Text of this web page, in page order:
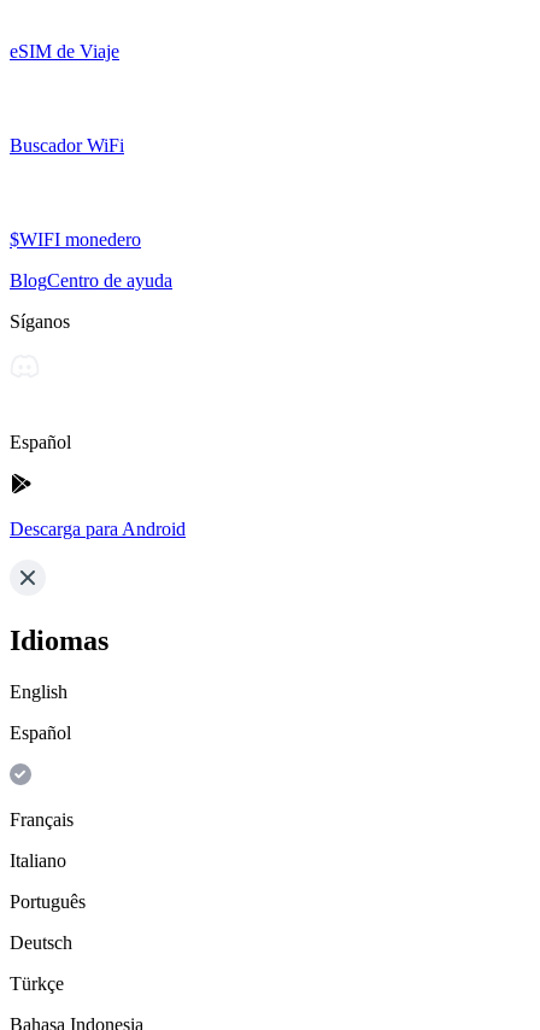
eSIM de Viaje
Buscador WiFi
$WIFI monedero
BlogCentro de ayuda
Síganos
Español
Descarga para Android
Idiomas
English
Español
Français
Italiano
Português
Deutsch
Türkçe
Bahasa Indonesia